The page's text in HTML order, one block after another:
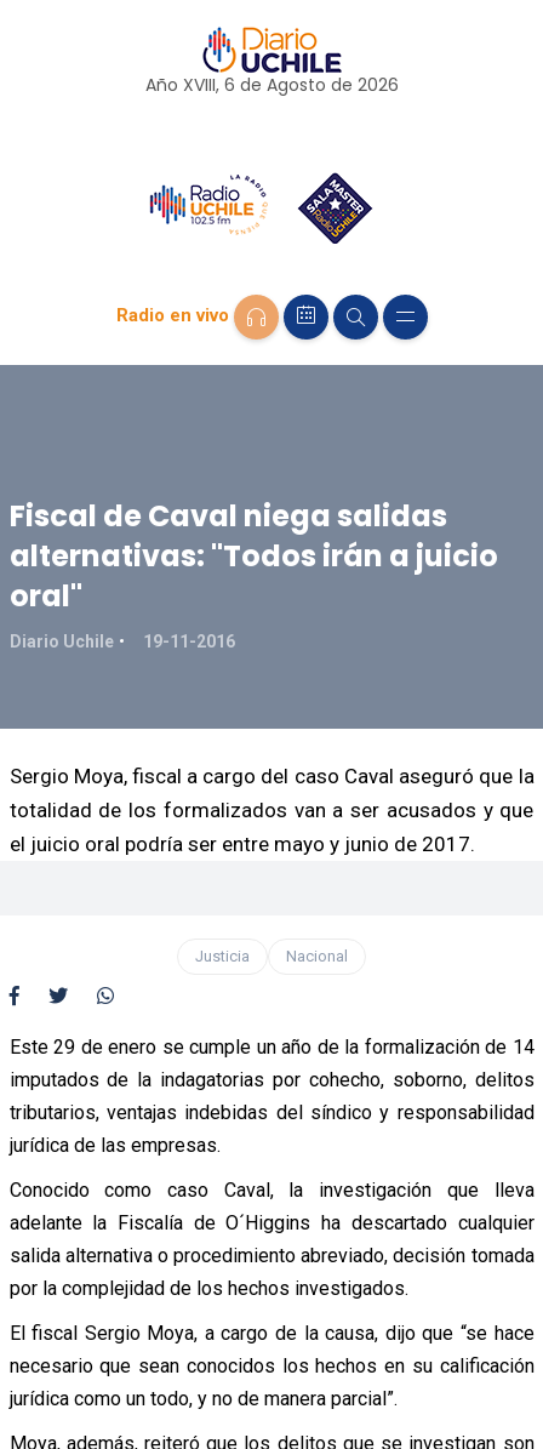
Año XVIII, 6 de Agosto de 2026
Radio en vivo
Fiscal de Caval niega salidas
alternativas: "Todos irán a juicio
oral"
Diario Uchile 19-11-2016
Sergio Moya, fiscal a cargo del caso Caval aseguró que la
totalidad de los formalizados van a ser acusados y que
el juicio oral podría ser entre mayo y junio de 2017.
Justicia Nacional
Este 29 de enero se cumple un año de la formalización de 14
imputados de la indagatorias por cohecho, soborno, delitos
tributarios, ventajas indebidas del síndico y responsabilidad
jurídica de las empresas.
Conocido como caso Caval, la investigación que lleva
adelante la Fiscalía de O´Higgins ha descartado cualquier
salida alternativa o procedimiento abreviado, decisión tomada
por la complejidad de los hechos investigados.
El fiscal Sergio Moya, a cargo de la causa, dijo que “se hace
necesario que sean conocidos los hechos en su calificación
jurídica como un todo, y no de manera parcial”.
Moya, además, reiteró que los delitos que se investigan son